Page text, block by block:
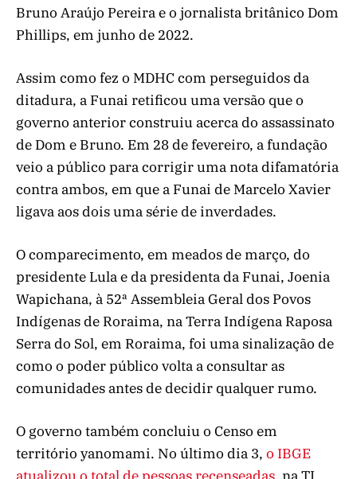
Bruno Araújo Pereira e o jornalista britânico Dom
Phillips, em junho de 2022.
Assim como fez o MDHC com perseguidos da
ditadura, a Funai retificou uma versão que o
governo anterior construiu acerca do assassinato
de Dom e Bruno. Em 28 de fevereiro, a fundação
veio a público para corrigir uma nota difamatória
contra ambos, em que a Funai de Marcelo Xavier
ligava aos dois uma série de inverdades.
O comparecimento, em meados de março, do
presidente Lula e da presidenta da Funai, Joenia
Wapichana, à 52ª Assembleia Geral dos Povos
Indígenas de Roraima, na Terra Indígena Raposa
Serra do Sol, em Roraima, foi uma sinalização de
como o poder público volta a consultar as
comunidades antes de decidir qualquer rumo.
O governo também concluiu o Censo em
território yanomami. No último dia 3, o IBGE